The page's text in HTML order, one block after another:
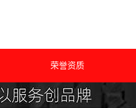
荣誉资质